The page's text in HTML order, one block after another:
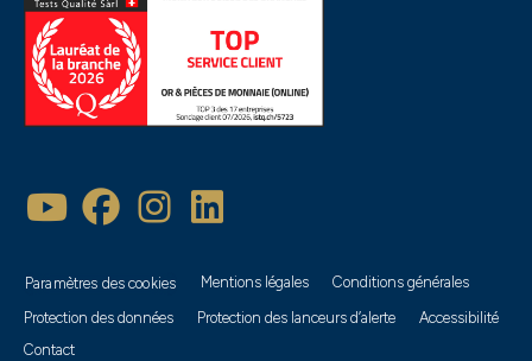
Paramètres des cookies Mentions légales
Conditions générales
Protection des données
Protection des lanceurs d’alerte
Accessibilité
Contact